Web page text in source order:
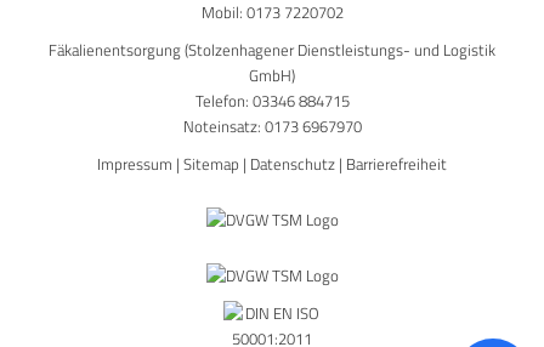
Mobil: 0173 7220702
Fäkalienentsorgung (Stolzenhagener Dienstleistungs- und Logistik
GmbH)
Telefon: 03346 884715
Noteinsatz: 0173 6967970
Impressum | Sitemap | Datenschutz | Barrierefreiheit